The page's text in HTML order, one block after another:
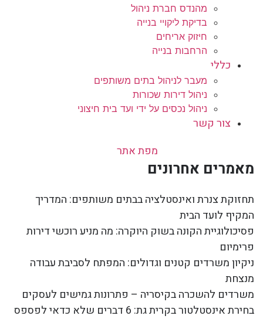
מהנדס חברת ניהול
בדיקת ליקויי בנייה
חיזוק אריחים
הרחבות בנייה
כללי
מעבר לניהול בתים משותפים
ניהול דירות שכורות
ניהול נכסים על ידי ועד בית חיצוני
צור קשר
מפת אתר
מאמרים אחרונים
תחזוקת צנרת ואינסטלציה בבתים משותפים: המדריך
המקיף לועד הבית
פסיכולוגיית הקונה בשוק היוקרה: מה מניע רוכשי דירות
פרימיום
ניקיון משרדים קטנים וגדולים: המפתח לסביבת עבודה
מנצחת
משרדים להשכרה בקיסריה – פתרונות גמישים לעסקים
בחירת אינסטלטור בקרית גת: 6 דברים שלא כדאי לפספס